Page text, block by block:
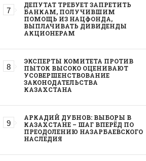
ДЕПУТАТ ТРЕБУЕТ ЗАПРЕТИТЬ
БАНКАМ, ПОЛУЧИВШИМ
ПОМОЩЬ ИЗ НАЦФОНДА,
ВЫПЛАЧИВАТЬ ДИВИДЕНДЫ
АКЦИОНЕРАМ
ЭКСПЕРТЫ КОМИТЕТА ПРОТИВ
ПЫТОК ВЫСОКО ОЦЕНИВАЮТ
УСОВЕРШЕНСТВОВАНИЕ
ЗАКОНОДАТЕЛЬСТВА
КАЗАХСТАНА
АРКАДИЙ ДУБНОВ: ВЫБОРЫ В
КАЗАХСТАНЕ – ШАГ ВПЕРЁД ПО
ПРЕОДОЛЕНИЮ НАЗАРБАЕВСКОГО
НАСЛЕДИЯ